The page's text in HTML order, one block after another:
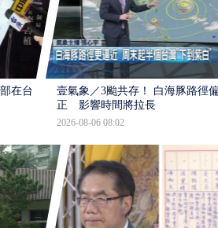
在台
壹氣象／3颱共存！ 白海豚路徑
正 影響時間將拉長
2026-08-06 08:02